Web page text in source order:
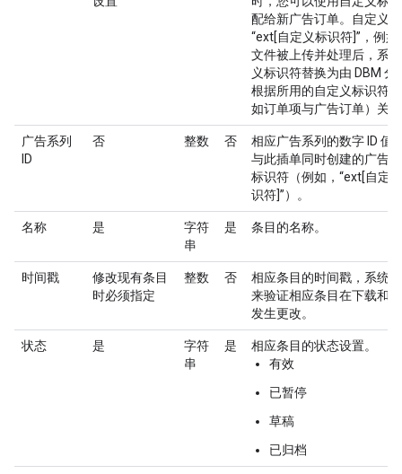
配给新广告订单。自定义
“ext[自定义标识符]”，例
文件被上传并处理后，系
义标识符替换为由 DBM 分
根据所用的自定义标识符
如订单项与广告订单）关
广告系列
ID
否 整数 否
相应广告系列的数字 ID 值
与此插单同时创建的广告
标识符（例如，“ext[自定
识符]”）。
名称 是
字符
串
是 条目的名称。
时间戳
修改现有条目
时必须指定
整数 否
相应条目的时间戳，系统
来验证相应条目在下载和
发生更改。
状态 是
字符
串
是
相应条目的状态设置。
有效
已暂停
草稿
已归档